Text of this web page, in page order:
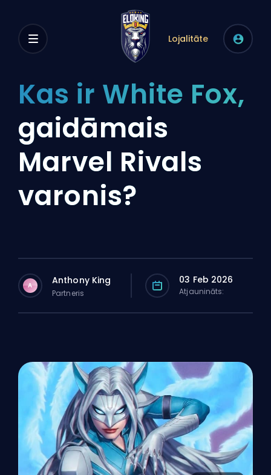
Lojalitāte
Kas ir White Fox,
gaidāmais
Marvel Rivals
varonis?
A Anthony King
Partneris
03 Feb 2026
Atjaunināts: